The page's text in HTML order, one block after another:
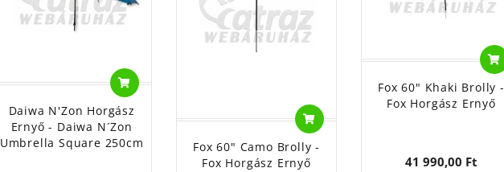
Daiwa N'Zon Horgász
Ernyő - Daiwa N´Zon
Umbrella Square 250cm
Fox 60" Camo Brolly -
Fox Horgász Ernyő
Fox 60" Khaki Brolly -
Fox Horgász Ernyő
41 990,00 Ft